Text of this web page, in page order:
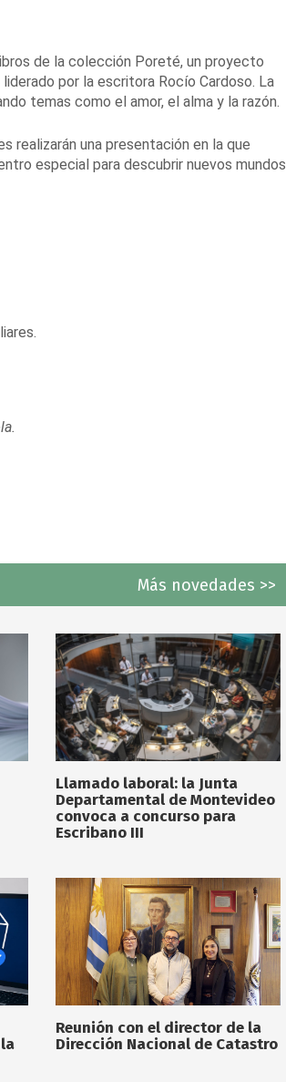
de la colección Poreté, un proyecto
por la escritora Rocío Cardoso. La
temas como el amor, el alma y la razón.
realizarán una presentación en la que
especial para descubrir nuevos mundos
Más novedades >>
Llamado laboral: la Junta
Departamental de Montevideo
convoca a concurso para
Escribano III
Reunión con el director de la
Dirección Nacional de Catastro